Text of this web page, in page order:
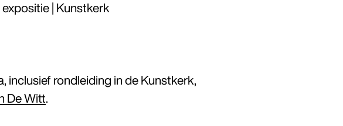
| Kunstkerk
inclusief rondleiding in de Kunstkerk,
De Witt